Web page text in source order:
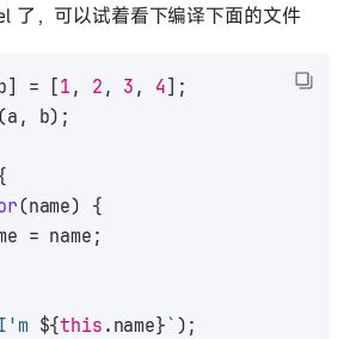
了，可以试着看下编译下面的文件
= [1, 2 , 3 , 4];
(a, b);
(name) {
= name;
${this .name} ` );